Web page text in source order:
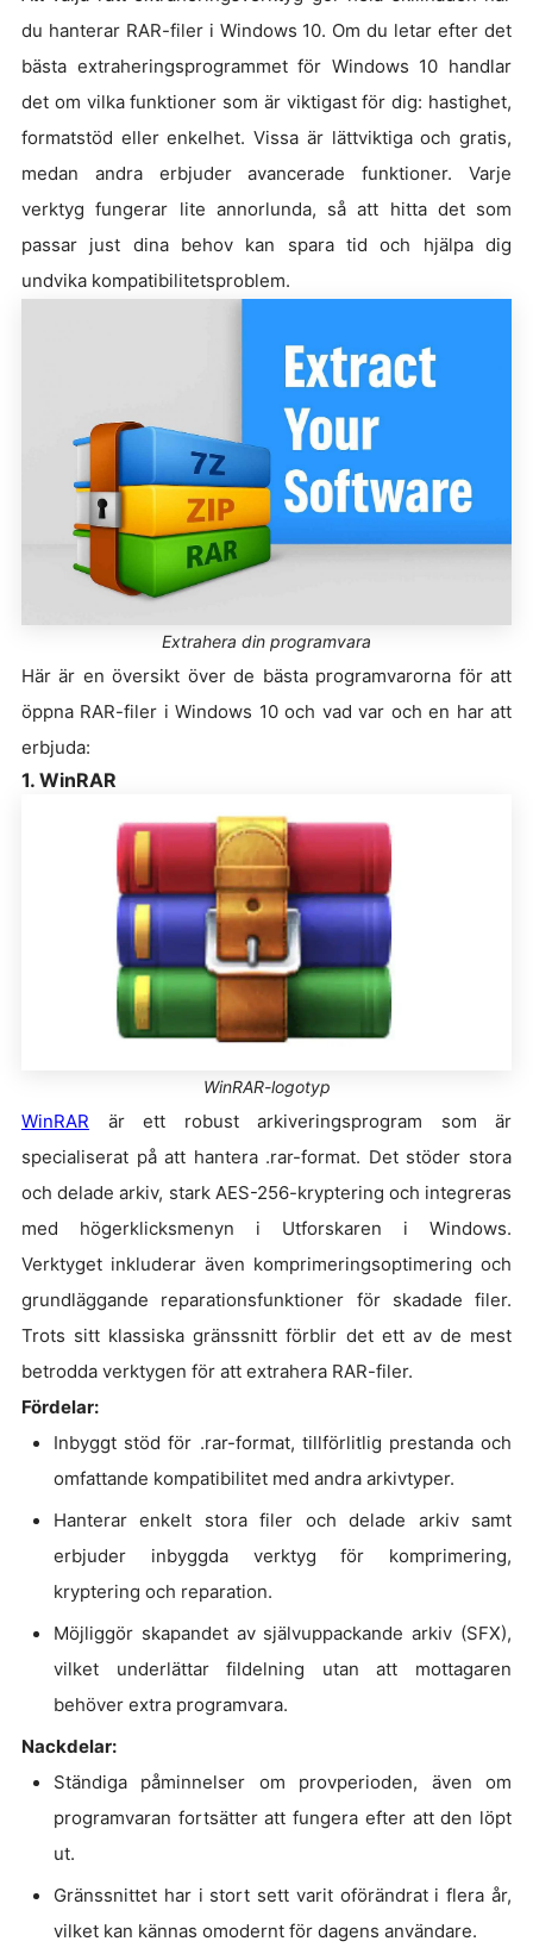
du hanterar RAR-filer i Windows 10. Om du letar efter det
bästa extraheringsprogrammet för Windows 10 handlar
det om vilka funktioner som är viktigast för dig: hastighet,
formatstöd eller enkelhet. Vissa är lättviktiga och gratis,
medan andra erbjuder avancerade funktioner. Varje
verktyg fungerar lite annorlunda, så att hitta det som
passar just dina behov kan spara tid och hjälpa dig
undvika kompatibilitetsproblem.
Extrahera din programvara
Här är en översikt över de bästa programvarorna för att
öppna RAR-filer i Windows 10 och vad var och en har att
erbjuda:
1. WinRAR
WinRAR-logotyp
WinRAR är ett robust arkiveringsprogram som är
specialiserat på att hantera .rar-format. Det stöder stora
och delade arkiv, stark AES-256-kryptering och integreras
med högerklicksmenyn i Utforskaren i Windows.
Verktyget inkluderar även komprimeringsoptimering och
grundläggande reparationsfunktioner för skadade filer.
Trots sitt klassiska gränssnitt förblir det ett av de mest
betrodda verktygen för att extrahera RAR-filer.
Fördelar:
Inbyggt stöd för .rar-format, tillförlitlig prestanda och
omfattande kompatibilitet med andra arkivtyper.
Hanterar enkelt stora filer och delade arkiv samt
erbjuder inbyggda verktyg för komprimering,
kryptering och reparation.
Möjliggör skapandet av självuppackande arkiv (SFX),
vilket underlättar fildelning utan att mottagaren
behöver extra programvara.
Nackdelar:
Ständiga påminnelser om provperioden, även om
programvaran fortsätter att fungera efter att den löpt
ut.
Gränssnittet har i stort sett varit oförändrat i flera år,
vilket kan kännas omodernt för dagens användare.